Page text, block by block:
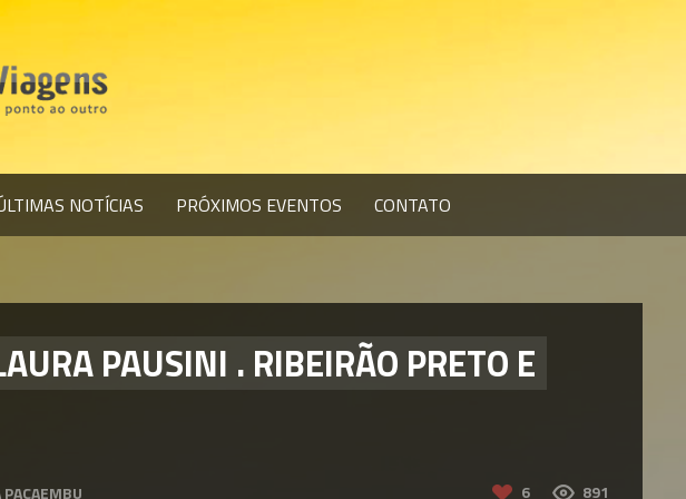
NOTÍCIAS PRÓXIMOS EVENTOS CONTATO
PAUSINI . RIBEIRÃO PRETO E
6 891